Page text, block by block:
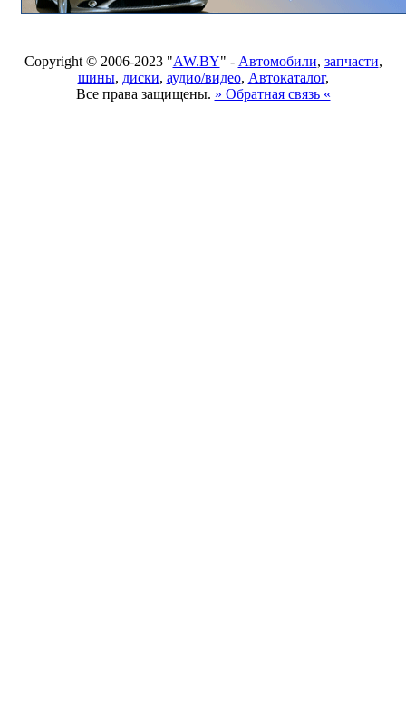
Copyright © 2006-2023 "AW.BY" - Автомобили, запчасти,
шины, диски, аудио/видео, Автокаталог,
Все права защищены. » Обратная связь «